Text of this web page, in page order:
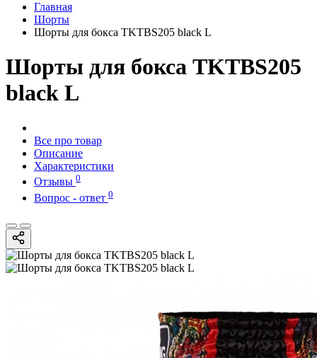
Главная
Шорты
Шорты для бокса TKTBS205 black L
Шорты для бокса TKTBS205
black L
Все про товар
Описание
Характеристики
Отзывы 0
Вопрос - ответ 0